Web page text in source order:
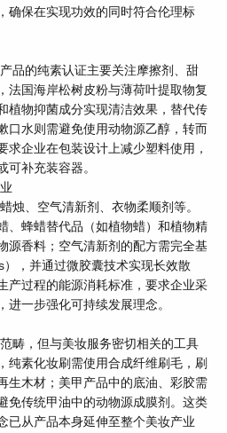
确保在实现功效的同时符合伦理标
的纯素认证主要关注摩擦剂、甜
法国海岸松树皮粉与薄荷叶提取物复
植物抑菌成分实现清洁效果，替代传
口水则需避免使用动物源乙醇，转而
求企业在包装设计上减少塑料使用，
可补充装容器。
、空气清新剂、衣物柔顺剂等。
、蜂蜡替代品（如植物蜡）和植物精
源香料；空气清新剂的配方需完全基
，并通过微胶囊技术实现长效散
产过程的能源消耗标准，要求企业采
进一步强化可持续发展理念。
，但与美妆服务密切相关的工具
纯素化妆刷需使用合成纤维刷毛，刷
生木材；美甲产品中的底油、彩胶需
免传统甲油中的动物源成膜剂。这类
已从产品本身延伸至整个美妆产业